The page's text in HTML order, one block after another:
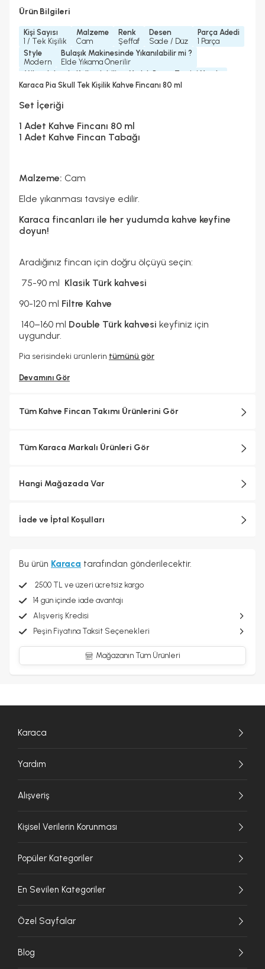
Ürün Bilgileri
Kişi Sayısı
1 / Tek Kişilik
Malzeme
Cam
Renk
Şeffaf
Desen
Sade / Düz
Parça Adedi
1 Parça
Style
Modern
Bulaşık Makinesinde Yıkanılabilir mi ?
Elde Yıkama Önerilir
Mikrodalgada Kullanılabilir
Hayır
Yedek Parça Temini Yapılır
Hayır
Standart
Karaca Pia Skull Tek Kişilik Kahve Fincanı 80 ml
Set İçeriği
1 Adet Kahve Fincanı 80 ml
1 Adet Kahve Fincan Tabağı
Malzeme: Cam
Elde yıkanması tavsiye edilir.
Karaca fincanları ile her yudumda kahve keyfine
doyun!
Aradığınız fincan için doğru ölçüyü seçin:
75-90 ml Klasik Türk kahvesi
90-120 ml Filtre Kahve
140–160 ml Double Türk kahvesi keyfiniz için
uygundur.
Pia serisindeki ürünlerin tümünü gör
Devamını Gör
Tüm Kahve Fincan Takımı Ürünlerini Gör
Tüm Karaca Markalı Ürünleri Gör
Hangi Mağazada Var
İade ve İptal Koşulları
Bu ürün Karaca tarafından gönderilecektir.
2500 TL ve üzeri ücretsiz kargo
14 gün içinde iade avantajı
Alışveriş Kredisi
Peşin Fiyatına Taksit Seçenekleri
Mağazanın Tüm Ürünleri
Karaca
Yardım
Alışveriş
Kişisel Verilerin Korunması
Popüler Kategoriler
En Sevilen Kategoriler
Özel Sayfalar
Blog